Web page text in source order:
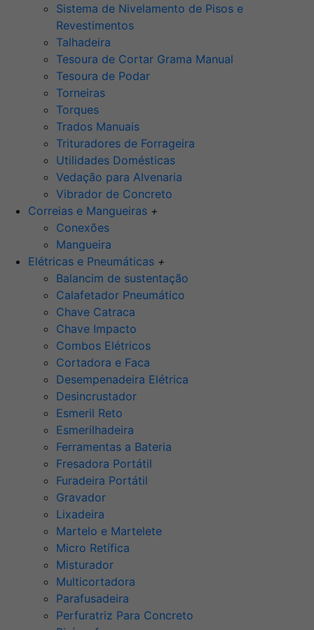
Sistema de Nivelamento de Pisos e
Revestimentos
Talhadeira
Tesoura de Cortar Grama Manual
Tesoura de Podar
Torneiras
Torques
Trados Manuais
Trituradores de Forrageira
Utilidades Domésticas
Vedação para Alvenaria
Vibrador de Concreto
Correias e Mangueiras +
Conexões
Mangueira
Elétricas e Pneumáticas +
Balancim de sustentação
Calafetador Pneumático
Chave Catraca
Chave Impacto
Combos Elétricos
Cortadora e Faca
Desempenadeira Elétrica
Desincrustador
Esmeril Reto
Esmerilhadeira
Ferramentas a Bateria
Fresadora Portátil
Furadeira Portátil
Gravador
Lixadeira
Martelo e Martelete
Micro Retífica
Misturador
Multicortadora
Parafusadeira
Perfuratriz Para Concreto